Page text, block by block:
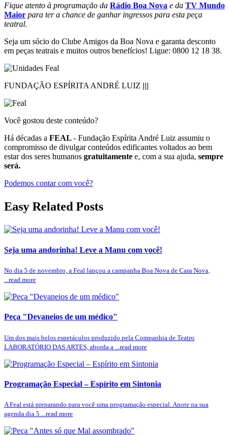
Fique atento à programação da Rádio Boa Nova e da TV Mundo
Maior para ter a chance de ganhar ingressos para esta peça
teatral.
Seja um sócio do Clube Amigos da Boa Nova e garanta desconto
em peças teatrais e muitos outros benefícios! Ligue: 0800 12 18 38.
FUNDAÇÃO ESPÍRITA ANDRÉ LUIZ |||
Você gostou deste conteúdo?
Há décadas a FEAL - Fundação Espírita André Luiz assumiu o
compromisso de divulgar conteúdos edificantes voltados ao bem
estar dos seres humanos gratuitamente e, com a sua ajuda, sempre
será.
Podemos contar com você?
Easy Related Posts
Seja uma andorinha! Leve a Manu com você!
No dia 5 de novembro, a Feal lançou a campanha Boa Nova de Cara Nova,
...read more
Peça "Devaneios de um médico"
Um dos mais belos espetáculos produzido pela Companhia de Teatro
LABORATÓRIO DAS ARTES, aborda a ...read more
Programação Especial – Espírito em Sintonia
A Feal está preparando para você uma programação especial. Anote na sua
agenda dia 5 ...read more